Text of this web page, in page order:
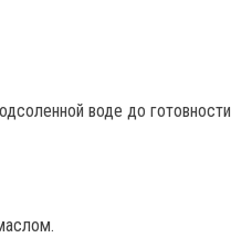
воде до готовности